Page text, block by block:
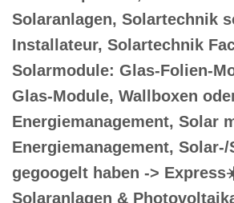
Solaranlagen, Solartechnik
Installateur, Solartechnik
Solarmodule: Glas-Folien-
Glas-Module, Wallboxen
Energiemanagement, Solar
Energiemanagement,
gegoogelt haben ->
Solaranlagen &